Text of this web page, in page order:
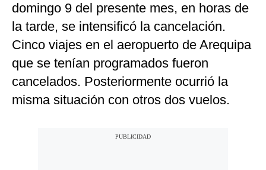
domingo 9 del presente mes, en horas de
la tarde, se intensificó la cancelación.
Cinco viajes en el aeropuerto de Arequipa
que se tenían programados fueron
cancelados. Posteriormente ocurrió la
misma situación con otros dos vuelos.